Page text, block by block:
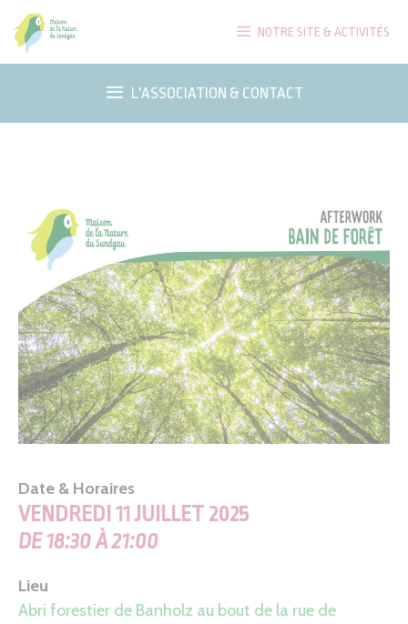
Aller
au
contenu
NOTRE SITE & ACTIVITÉS
L'ASSOCIATION & CONTACT
Date & Horaires
VENDREDI 11 JUILLET 2025
DE 18:30 À 21:00
Lieu
Abri forestier de Banholz au bout de la rue de